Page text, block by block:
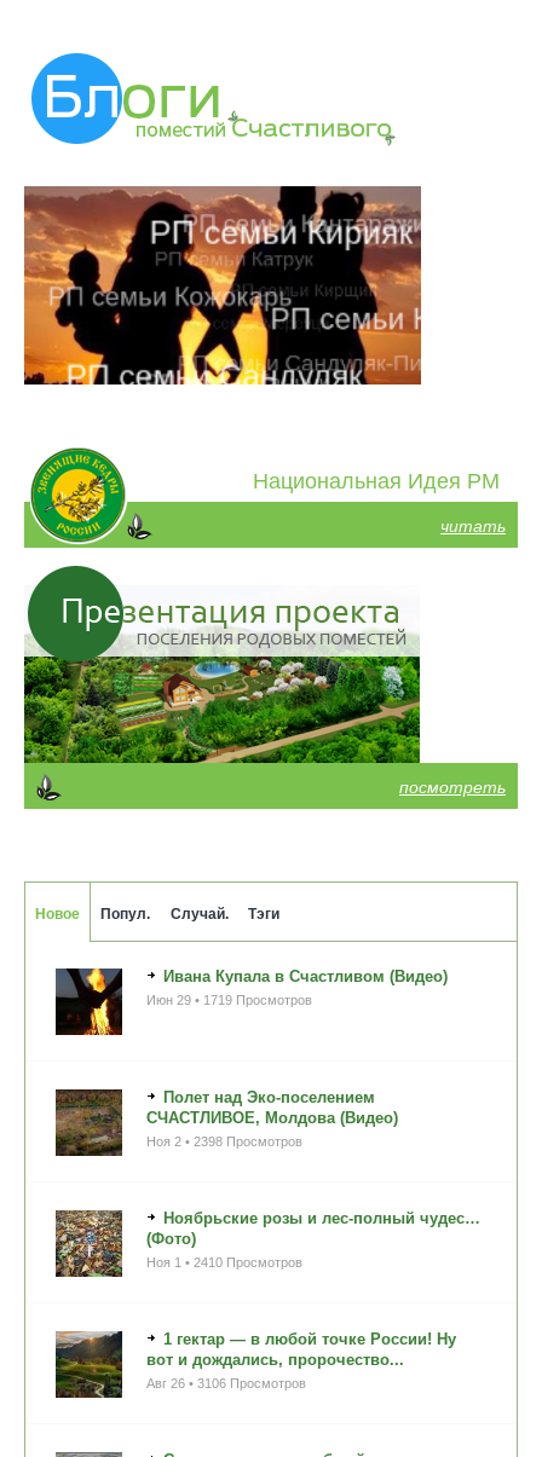
Национальная Идея РМ
читать
посмотреть
Новое Попул. Случай. Тэги
Ивана Купала в Счастливом (Видео)
Июн 29 • 1719 Просмотров
Полет над Эко-поселением
СЧАСТЛИВОЕ, Молдова (Видео)
Ноя 2 • 2398 Просмотров
Ноябрьские розы и лес-полный чудес…
(Фото)
Ноя 1 • 2410 Просмотров
1 гектар — в любой точке России! Ну
вот и дождались, пророчество...
Авг 26 • 3106 Просмотров